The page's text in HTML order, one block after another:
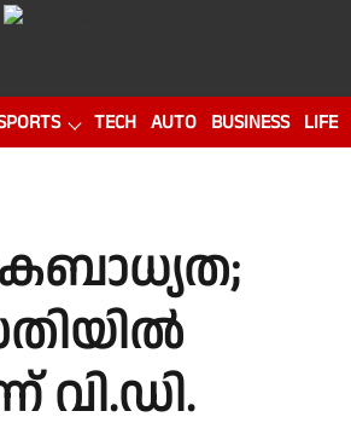
TECH AUTO BUSINESS LIFE
വി.ഡി.